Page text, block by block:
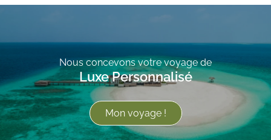
Nous concevons votre voyage de
Luxe Personnalisé
Mon voyage !